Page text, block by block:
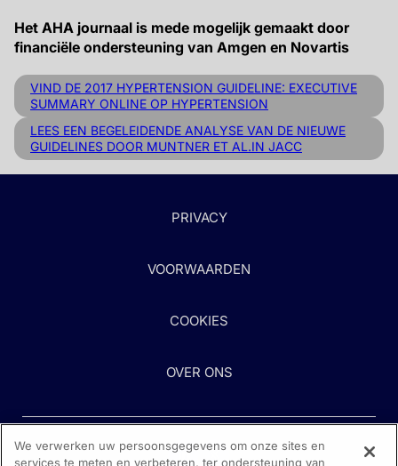
Het AHA journaal is mede mogelijk gemaakt door
financiële ondersteuning van Amgen en Novartis
VIND DE 2017 HYPERTENSION GUIDELINE: EXECUTIVE
SUMMARY ONLINE OP HYPERTENSION
LEES EEN BEGELEIDENDE ANALYSE VAN DE NIEUWE
GUIDELINES DOOR MUNTNER ET AL.IN JACC
PRIVACY
VOORWAARDEN
COOKIES
OVER ONS
We verwerken uw persoonsgegevens om onze sites en
services te meten en verbeteren, ter ondersteuning van